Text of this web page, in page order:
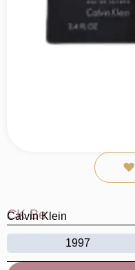
❤
CK Be
Calvin Klein
1997